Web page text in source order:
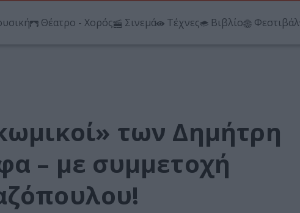
Θέατρο - Χορός Σινεμά Τέχνες Βιβλίο Φεστιβάλ
των Δημήτρη
– με συμμετοχή